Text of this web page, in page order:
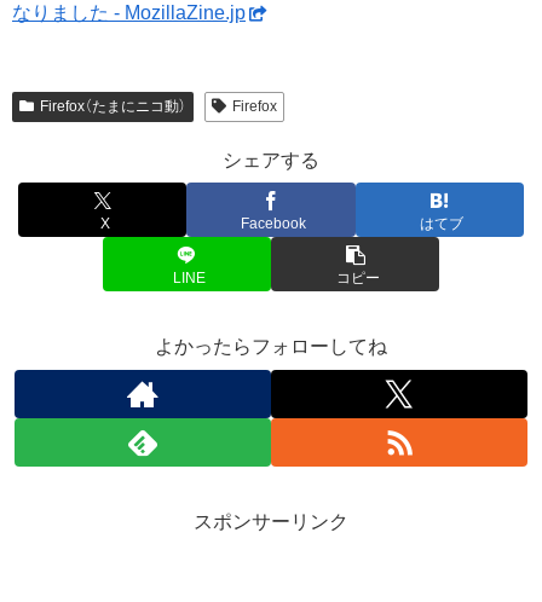
なりました - MozillaZine.jp
Firefox（たまにニコ動） Firefox
シェアする
X Facebook はてブ
LINE コピー
よかったらフォローしてね
スポンサーリンク